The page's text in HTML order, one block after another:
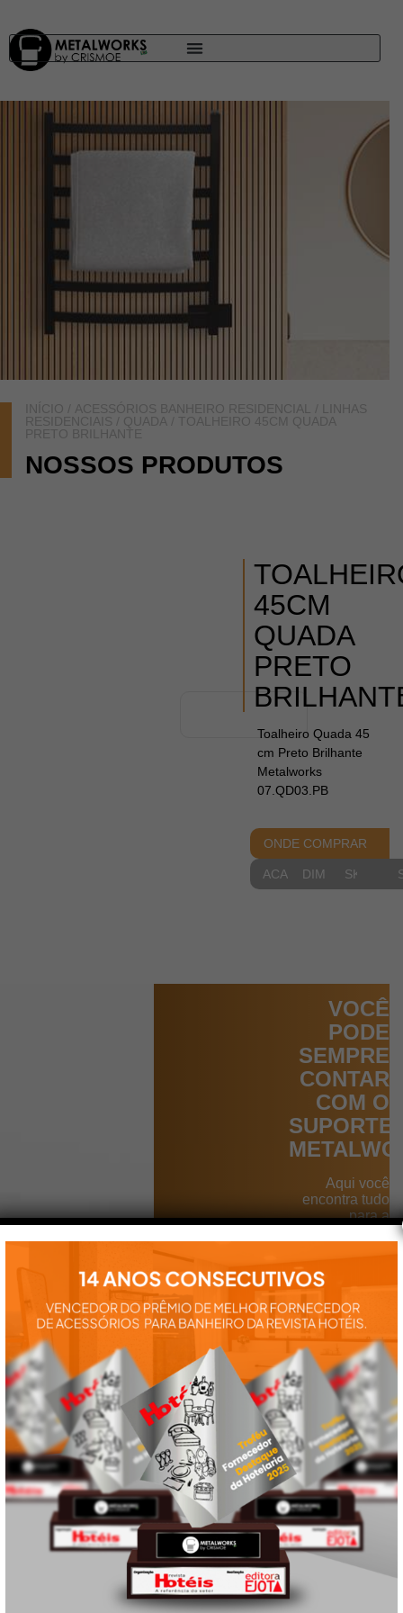
INÍCIO / ACESSÓRIOS BANHEIRO RESIDENCIAL /
LINHAS
RESIDENCIAIS / QUADA / TOALHEIRO 45CM QUADA
PRETO BRILHANTE
NOSSOS PRODUTOS
45CM
QUADA
PRETO
Toalheiro Quada 45
cm Preto Brilhante
Metalworks
07.QD03.PB
ONDE COMPRAR
ACABAMENTOS
DIMENSIONAIS
VOCÊ
PODE
SEMPRE
CONTAR
COM O
SUPORTE
Aqui você
encontra tudo
para a
vídeos,
catálogos e
tudo mais que
precisa.
VEJA
TAMBÉM